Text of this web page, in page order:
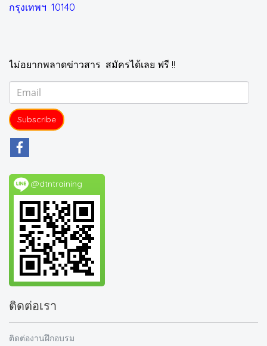
กรุงเทพฯ 10140
ไม่อยากพลาดข่าวสาร สมัครได้เลย ฟรี !!
Subscribe
@dtntraining
ติดต่อเรา
ติดต่องานฝึกอบรม